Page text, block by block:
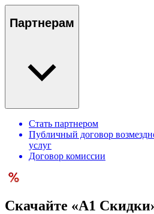
Партнерам
Стать партнером
Публичный договор
услуг
Договор комиссии
Скачайте «А1